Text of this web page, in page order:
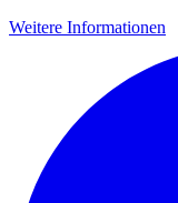
Weitere Informationen